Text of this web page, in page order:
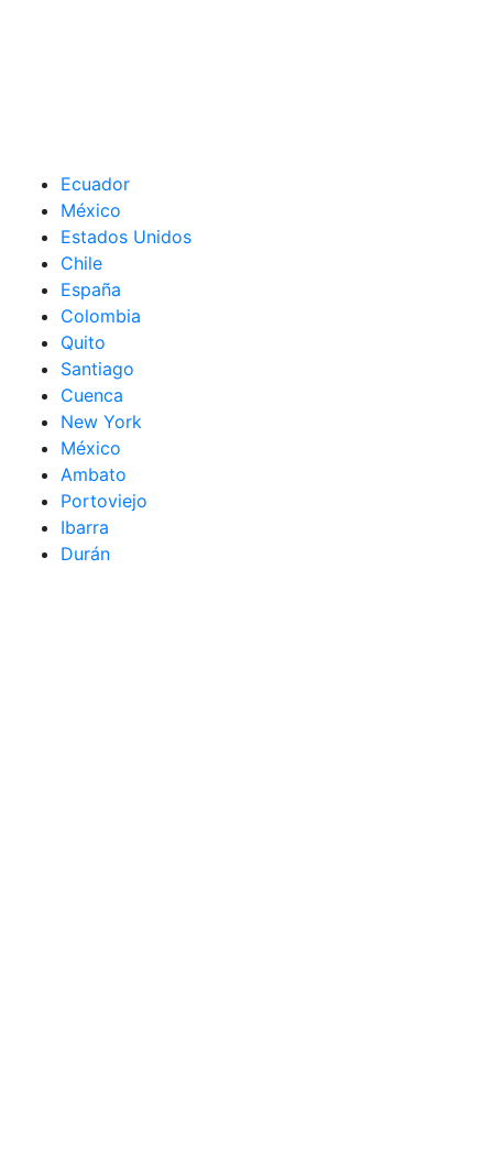
Ecuador
México
Estados Unidos
Chile
España
Colombia
Quito
Santiago
Cuenca
New York
México
Ambato
Portoviejo
Ibarra
Durán